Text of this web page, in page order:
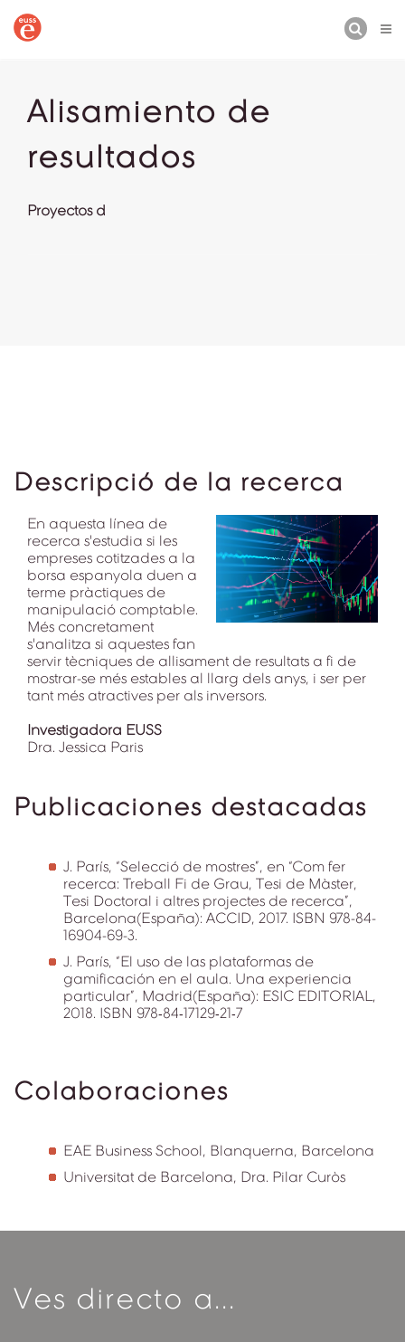
Alisamiento de
resultados
Proyectos d
Descripció de la recerca
En aquesta línea de
recerca s'estudia si les
empreses cotitzades a la
borsa espanyola duen a
terme pràctiques de
manipulació comptable.
Més concretament
s'analitza si aquestes fan
servir tècniques de allisament de resultats a fi de
mostrar-se més estables al llarg dels anys, i ser per
tant més atractives per als inversors.
Investigadora EUSS
Dra. Jessica Paris
Publicaciones destacadas
J. París, “Selecció de mostres”, en “Com fer
recerca: Treball Fi de Grau, Tesi de Màster,
Tesi Doctoral i altres projectes de recerca”,
Barcelona(España): ACCID, 2017. ISBN 978-84-
16904-69-3.
J. París, “El uso de las plataformas de
gamificación en el aula. Una experiencia
particular”, Madrid(España): ESIC EDITORIAL,
2018. ISBN 978‐84‐17129‐21‐7
Colaboraciones
EAE Business School, Blanquerna, Barcelona
Universitat de Barcelona, Dra. Pilar Curòs
Ves directo a...